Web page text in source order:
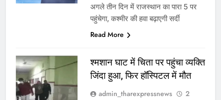
अगले तीन दिन में राजस्थान का पारा 5 पर
पहुंचेगा, कश्मीर की हवा बढ़ाएगी सर्दी
Read More
श्मशान घाट में चिता पर पहुंचा व्यक्ति
जिंदा हुआ, फिर हॉस्पिटल में मौत
admin_tharexpressnews 2